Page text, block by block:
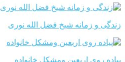
زندگی و زمانه شیخ فضل الله نوری
پیاده روی اربعین ومشکل خانواده